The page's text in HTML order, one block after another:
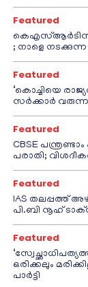
Featured
; നാളെ
Featured
‘കൊച്ചിയെ
സർക്കാർ വരുന്നത്
Featured
CBSE
പരാതി;
Featured
IAS തലപ്പത്ത്
പി.ബി നൂഹ്
Featured
ഒരിക്കലും
പാർട്ടി